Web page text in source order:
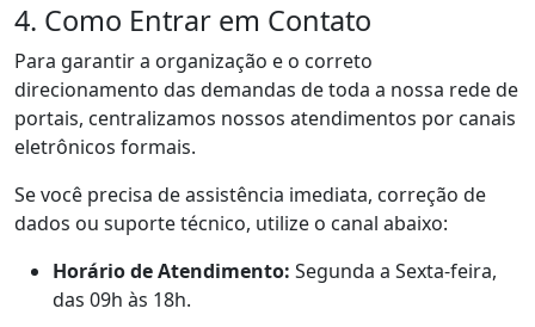
4. Como Entrar em Contato
Para garantir a organização e o correto
direcionamento das demandas de toda a nossa rede de
portais, centralizamos nossos atendimentos por canais
eletrônicos formais.
Se você precisa de assistência imediata, correção de
dados ou suporte técnico, utilize o canal abaixo:
Horário de Atendimento: Segunda a Sexta-feira,
das 09h às 18h.